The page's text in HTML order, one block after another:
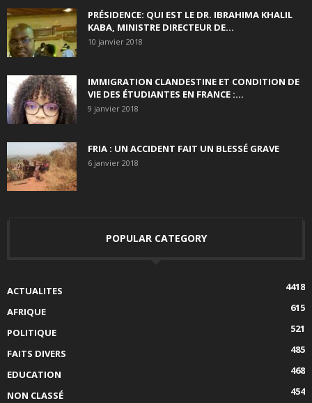
PRÉSIDENCE: QUI EST LE DR. IBRAHIMA KHALIL
KABA, MINISTRE DIRECTEUR DE...
10 janvier 2018
IMMIGRATION CLANDESTINE ET CONDITION DE
VIE DES ÉTUDIANTES EN FRANCE :...
9 janvier 2018
FRIA : UN ACCIDENT FAIT UN BLESSÉ GRAVE
6 janvier 2018
POPULAR CATEGORY
ACTUALITES
4418
AFRIQUE
615
POLITIQUE
521
FAITS DIVERS
485
EDUCATION
468
NON CLASSÉ
454